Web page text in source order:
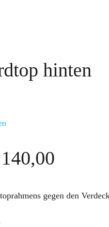
hinten
140,00
gegen den